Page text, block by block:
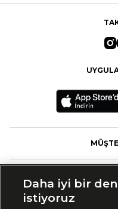
Daha iyi bir
istiyoruz